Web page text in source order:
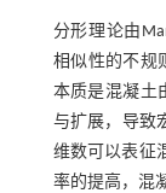
分形理论由
相似性的不规
本质是混凝土
与扩展，导致
维数可以表征
率的提高，混